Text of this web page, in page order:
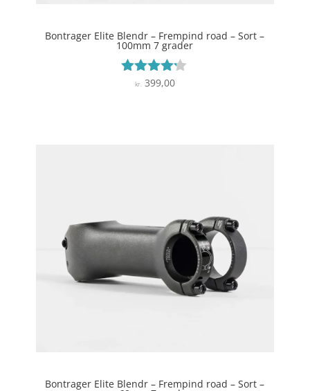
Bontrager Elite Blendr – Frempind road – Sort –
100mm 7 grader
Vurderet
kr. 399,00
Bontrager Elite Blendr – Frempind road – Sort –